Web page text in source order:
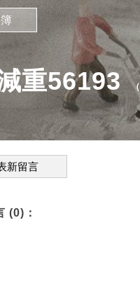
重56193 （
新留言
(0)：